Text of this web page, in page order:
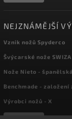
NEJZNÁMĚJŠÍ
Vznik nožů Spyderco
Švýcarské nože SWIZA
Nože Nieto -
Benchmade - založení
Výrobci nožů - X